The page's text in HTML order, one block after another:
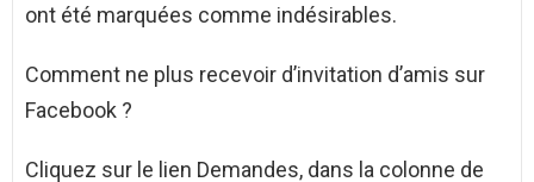
ont été marquées comme indésirables.
Comment ne plus recevoir d’invitation d’amis sur
Facebook ?
Cliquez sur le lien Demandes, dans la colonne de